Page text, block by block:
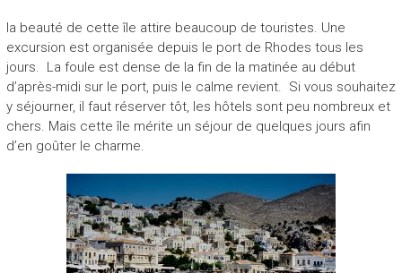
la beauté de cette île attire beaucoup de touristes. Une
excursion est organisée depuis le port de Rhodes tous les
jours. La foule est dense de la fin de la matinée au début
d’après-midi sur le port, puis le calme revient. Si vous souhaitez
y séjourner, il faut réserver tôt, les hôtels sont peu nombreux et
chers. Mais cette île mérite un séjour de quelques jours afin
d’en goûter le charme.